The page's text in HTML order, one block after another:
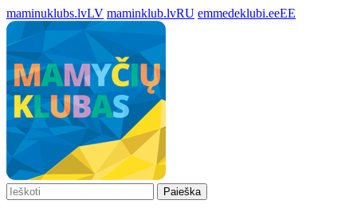
maminuklubs.lvLV maminklub.lvRU emmedeklubi.eeEE
Paieška